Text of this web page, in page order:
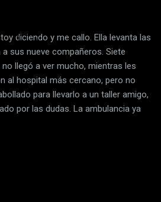
diciendo y me callo. Ella levanta las
sus nueve compañeros. Siete
llegó a ver mucho, mientras les
al hospital más cercano, pero no
para llevarlo a un taller amigo,
por las dudas. La ambulancia ya